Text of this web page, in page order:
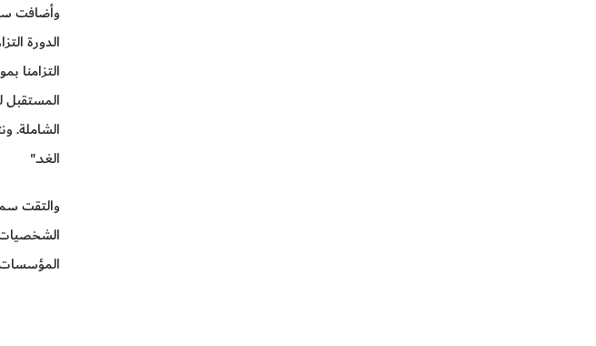
وأضافت
الدورة
التزامنا
المستقبل
الشاملة.
الغد."
والتقت
الشخصيات
المؤسسات